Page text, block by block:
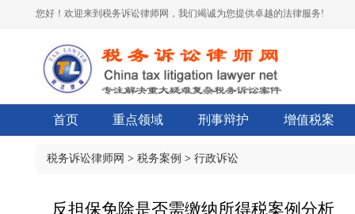
您好！欢迎来到税务诉讼律师网，我们竭诚为您提供卓越的法律服务!
首页 重点领域 刑事辩护 增值税案
税务诉讼律师网 > 税务案例 > 行政诉讼
反担保免除是否需缴纳所得税案例分析